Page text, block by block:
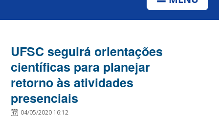
UFSC seguirá orientações
científicas para planejar
retorno às atividades
presenciais
04/05/2020 16:12